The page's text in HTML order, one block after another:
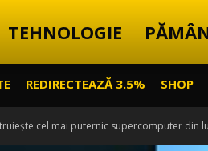
TEHNOLOGIE
REDIRECTEAZĂ 3.5% SHOP
cel mai puternic supercomputer din